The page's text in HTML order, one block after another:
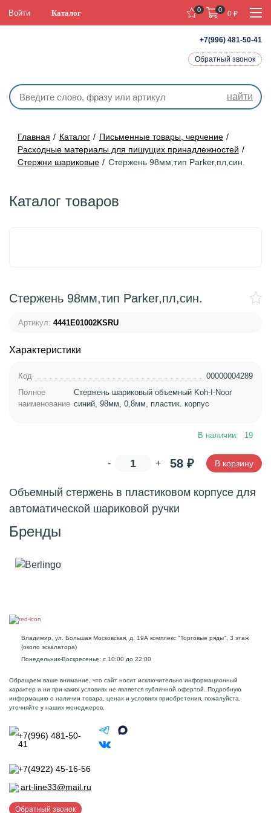
+7(996) 481-50-41
Обратный звонок
Войти Каталог
найти
0 0
0 ₽
Главная Каталог
Письменные товары, черчение
Расходные материалы для пишущих принадлежностей
Стержни шариковые
Стержень 98мм,тип Parker,пл,син.
Каталог товаров
Стержень 98мм,тип Parker,пл,син.
Артикул: 4441E01002KSRU
Характеристики
Код
00000004289
Полное
наименование
Стержень шариковый объемный Koh-I-Noor
синий, 98мм, 0,8мм, пластик. корпус
В наличии: 19
- + 58 ₽ В корзину
Объемный стержень в пластиковом корпусе для
автоматической шариковой ручки
Бренды
Владимир, ул. Большая Московская, д. 19А комплекс "Торговые ряды", 3 этаж
(около эскалатора)
Понедельник-Воскресенье: с 10:00 до 22:00
Обращаем ваше внимание, что сайт носит исключительно информационный
характер и ни при каких условиях не является публичной офертой. Подробную
информацию о наличии товара, ценах и условиях приобретения, пожалуйста,
уточняйте у наших менеджеров.
+7(996) 481-50-
41
+7(4922) 45-16-56
art-line33@mail.ru
Обратный звонок